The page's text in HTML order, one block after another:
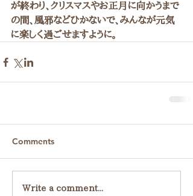
が終わり、クリスマスやお正月に向かうまで
の間、風邪などひかないで、みんなが元気
に楽しく過ごせますように。
Comments
Write a comment...